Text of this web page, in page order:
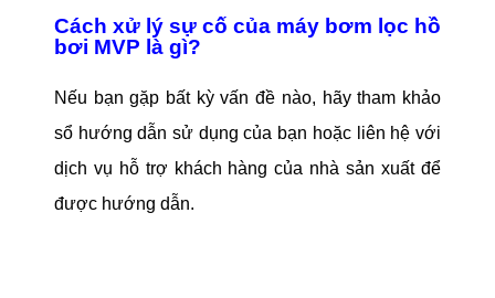
Cách xử lý sự cố của máy bơm lọc hồ
bơi MVP là gì?
Nếu bạn gặp bất kỳ vấn đề nào, hãy tham khảo
sổ hướng dẫn sử dụng của bạn hoặc liên hệ với
dịch vụ hỗ trợ khách hàng của nhà sản xuất để
được hướng dẫn.